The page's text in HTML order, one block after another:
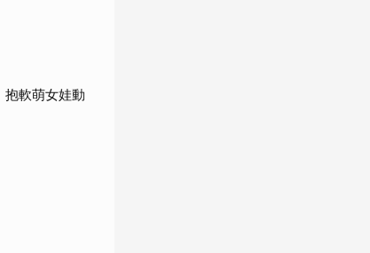
軟萌女娃動